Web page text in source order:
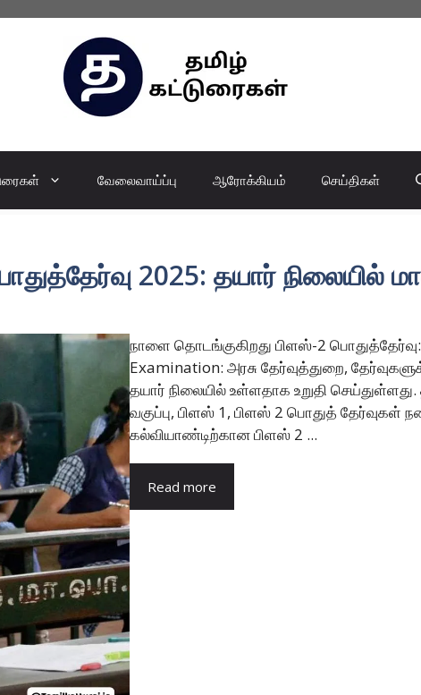
வேலைவாய்ப்பு ஆரோக்கியம் செய்திகள்
2025: தயார் நிலையில்
நாளை தொடங்குகிறது பிளஸ்-2
Examination: அரசு தேர்வுத்துறை,
தயார் நிலையில் உள்ளதாக உறுதி
வகுப்பு, பிளஸ் 1, பிளஸ் 2 பொதுத் தேர்வுகள்
கல்வியாண்டிற்கான பிளஸ் 2 ...
Read more